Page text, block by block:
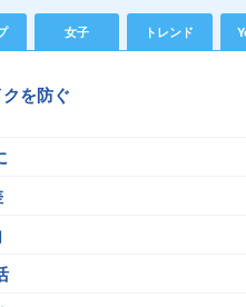
女子 トレンド
を防ぐ